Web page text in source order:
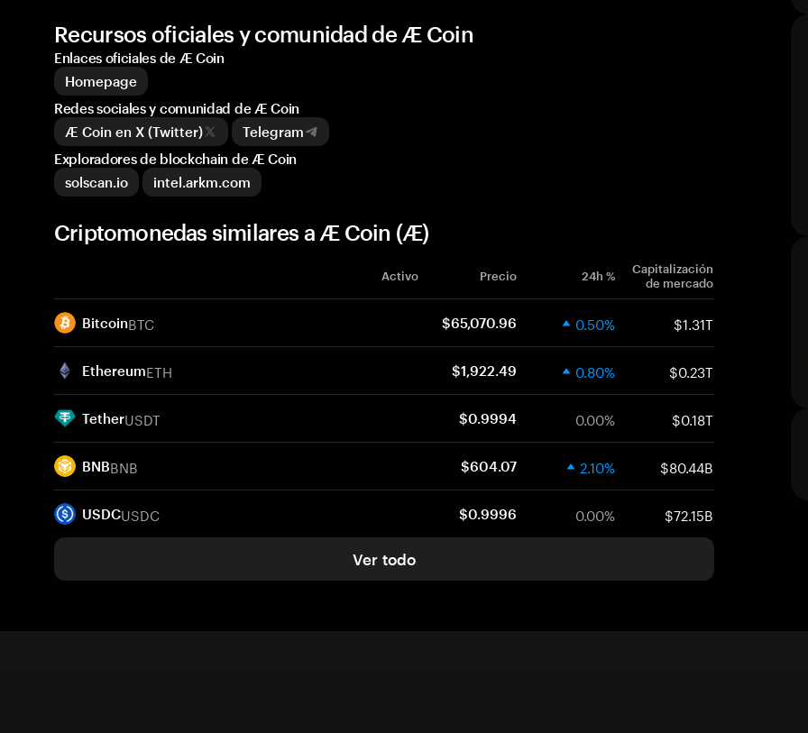
Recursos oficiales y comunidad de Æ Coin
Enlaces oficiales de Æ Coin
Homepage
Redes sociales y comunidad de Æ Coin
Æ Coin en X (Twitter)
Telegram
Exploradores de blockchain de Æ Coin
solscan.io
intel.arkm.com
Criptomonedas similares a Æ Coin (Æ)
Activo Precio 24h %
Capitalización
de mercado
BitcoinBTC $65,070.96 0.50% $1.31T
EthereumETH $1,922.49 0.80% $0.23T
TetherUSDT $0.9994 0.00% $0.18T
BNBBNB $604.07 2.10% $80.44B
USDCUSDC $0.9996 0.00% $72.15B
Ver todo